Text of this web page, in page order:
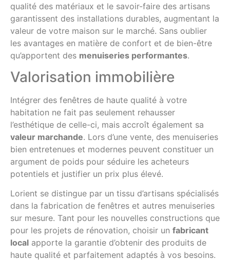
qualité des matériaux et le savoir-faire des artisans
garantissent des installations durables, augmentant la
valeur de votre maison sur le marché. Sans oublier
les avantages en matière de confort et de bien-être
qu’apportent des menuiseries performantes.
Valorisation immobilière
Intégrer des fenêtres de haute qualité à votre
habitation ne fait pas seulement rehausser
l’esthétique de celle-ci, mais accroît également sa
valeur marchande. Lors d’une vente, des menuiseries
bien entretenues et modernes peuvent constituer un
argument de poids pour séduire les acheteurs
potentiels et justifier un prix plus élevé.
Lorient se distingue par un tissu d’artisans spécialisés
dans la fabrication de fenêtres et autres menuiseries
sur mesure. Tant pour les nouvelles constructions que
pour les projets de rénovation, choisir un fabricant
local apporte la garantie d’obtenir des produits de
haute qualité et parfaitement adaptés à vos besoins.